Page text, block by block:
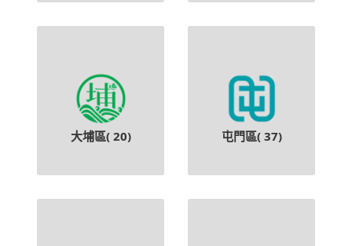
大埔區( 20) 屯門區( 37)